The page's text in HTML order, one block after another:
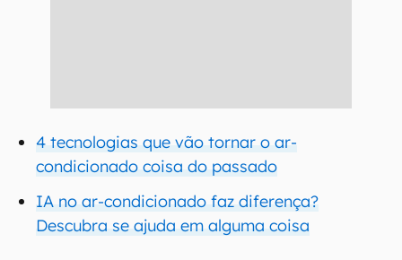
4 tecnologias que vão tornar o ar-
condicionado coisa do passado
IA no ar-condicionado faz diferença?
Descubra se ajuda em alguma coisa